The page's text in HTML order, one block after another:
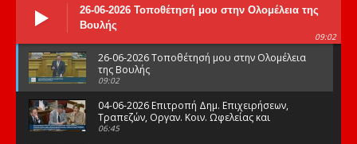
26-06-2026 Τοποθέτησή μου στην Ολομέλεια της
Βουλής
09:02
26-06-2026 Τοποθέτησή μου στην Ολομέλεια
της Βουλής
09:02
04-06-2026 Επιτροπή Δημ. Επιχειρήσεων,
Τραπεζών, Οργαν. Κοιν. Ωφελείας και
Φορέων Κοινων. Ασφάλισης
06:45